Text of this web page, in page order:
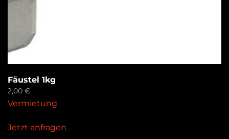
Fäustel 1kg
2,00 €
Vermietung
Jetzt anfragen